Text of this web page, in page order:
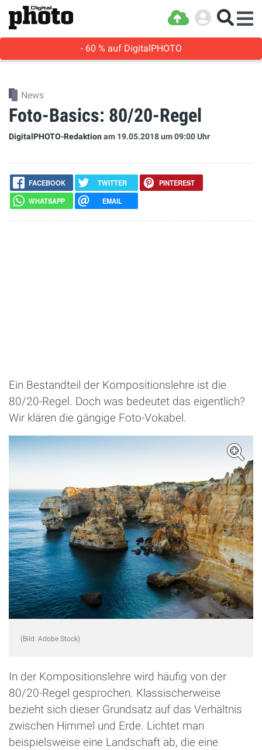
- 60 % auf DigitalPHOTO
News
Foto-Basics: 80/20-Regel
DigitalPHOTO-Redaktionam 19.05.2018um 09:00 Uhr
FACEBOOK TWITTER
PINTEREST
WHATSAPP
EMAIL
Ein Bestandteil der Kompositionslehre ist die
80/20-Regel. Doch was bedeutet das eigentlich?
Wir klären die gängige Foto-Vokabel.
(Bild: Adobe Stock)
In der Kompositionslehre wird häufig von der
80/20-Regel gesprochen. Klassischerweise
bezieht sich dieser Grundsatz auf das Verhältnis
zwischen Himmel und Erde. Lichtet man
beispielsweise eine Landschaft ab, die eine